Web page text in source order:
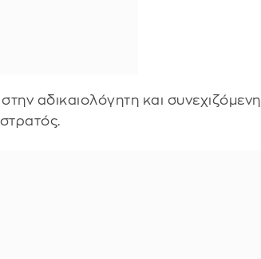
αδικαιολόγητη και συνεχιζόμενη